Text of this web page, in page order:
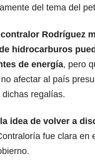
del tema del
Rodríguez
hidrocarburos
de energía, pero
afectar al país
dichas regalías.
idea de volver a
fue clara en